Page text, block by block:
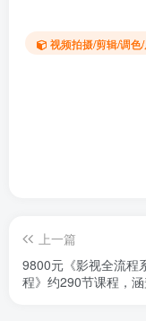
视频拍摄/剪辑/调色
上一篇
9800元《影视全流程
程》约290节课程，